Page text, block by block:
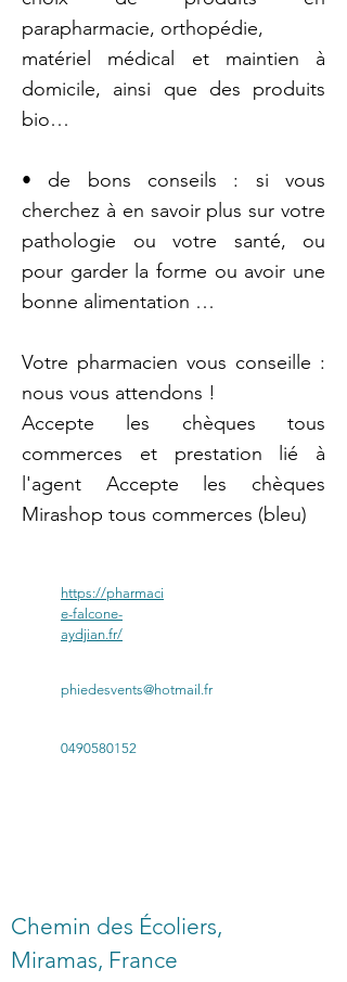
parapharmacie, orthopédie,
matériel médical et maintien à
domicile, ainsi que des produits
bio…
• de bons conseils : si vous
cherchez à en savoir plus sur votre
pathologie ou votre santé, ou
pour garder la forme ou avoir une
bonne alimentation …
Votre pharmacien vous conseille :
nous vous attendons !
Accepte les chèques tous
commerces et prestation lié à
l'agent Accepte les chèques
Mirashop tous commerces (bleu)
https://pharmaci
e-falcone-
aydjian.fr/
phiedesvents@hotmail.fr
0490580152
Chemin des Écoliers,
Miramas, France